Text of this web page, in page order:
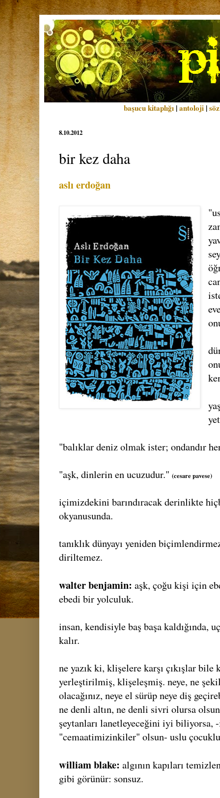
başucu kitaplığı |antoloji |
8.10.2012
bir kez daha
aslı erdoğan
"balıklar deniz olmak ister; ondandır
"aşk, dinlerin en ucuzudur." (cesare pavese)
içimizdekini barındıracak derinlikte
okyanusunda.
tanıklık dünyayı yeniden
diriltemez.
walter benjamin: aşk, çoğu kişi için
ebedi bir yolculuk.
insan, kendisiyle baş başa kaldığında,
kalır.
ne yazık ki, klişelere karşı çıkışlar bile
yerleştirilmiş, klişeleşmiş. neye, ne
olacağınız, neye el sürüp neye diş
ne denli altın, ne denli sivri olursa
şeytanları lanetleyeceğini iyi biliyorsa,
"cemaatimizinkiler" olsun- uslu
william blake: algının kapıları
gibi görünür: sonsuz.